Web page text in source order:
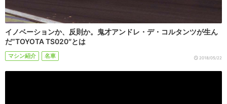
イノベーションか、反則か。鬼才アンドレ・デ・コルタンツが生ん
だ”TOYOTA TS020″とは
マシン紹介 名車 2018/05/22